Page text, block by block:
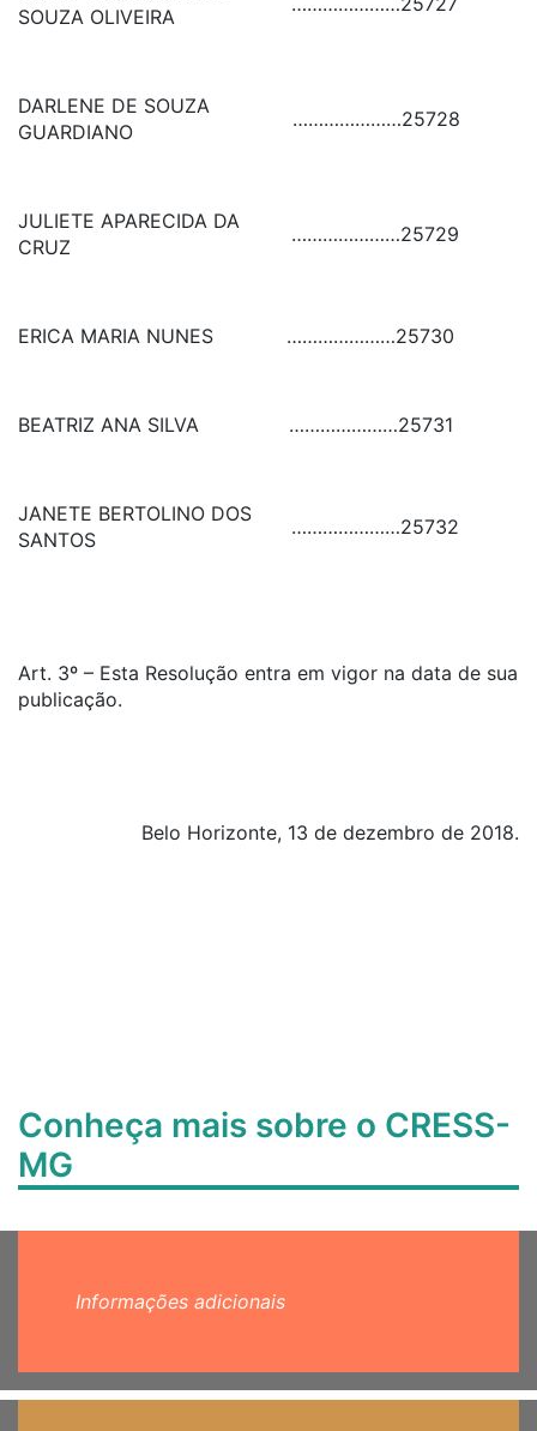
SOUZA OLIVEIRA
DARLENE DE SOUZA
GUARDIANO
…………………25728
JULIETE APARECIDA DA
CRUZ
…………………25729
ERICA MARIA NUNES …………………25730
BEATRIZ ANA SILVA …………………25731
JANETE BERTOLINO DOS
SANTOS
…………………25732
Art. 3º – Esta Resolução entra em vigor na data de sua
publicação.
Belo Horizonte, 13 de dezembro de 2018.
Conheça mais sobre o CRESS-
MG
Informações adicionais